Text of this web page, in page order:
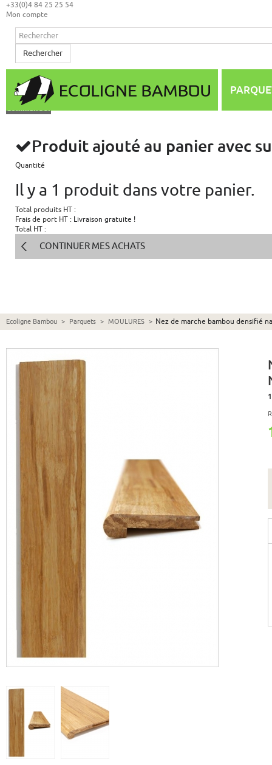
+33(0)4 84 25 25 54
Mon compte
Rechercher
Mon panier
Aucun produit
0,00 € Total
Commander
Produit ajouté au panier avec
Quantité
Il y a 1 produit dans votre panier.
Total produits HT :
Frais de port HT : Livraison gratuite !
Total HT :
CONTINUER MES ACHATS
Ecoligne Bambou > Parquets > MOULURES > Nez de marche bambou densifié